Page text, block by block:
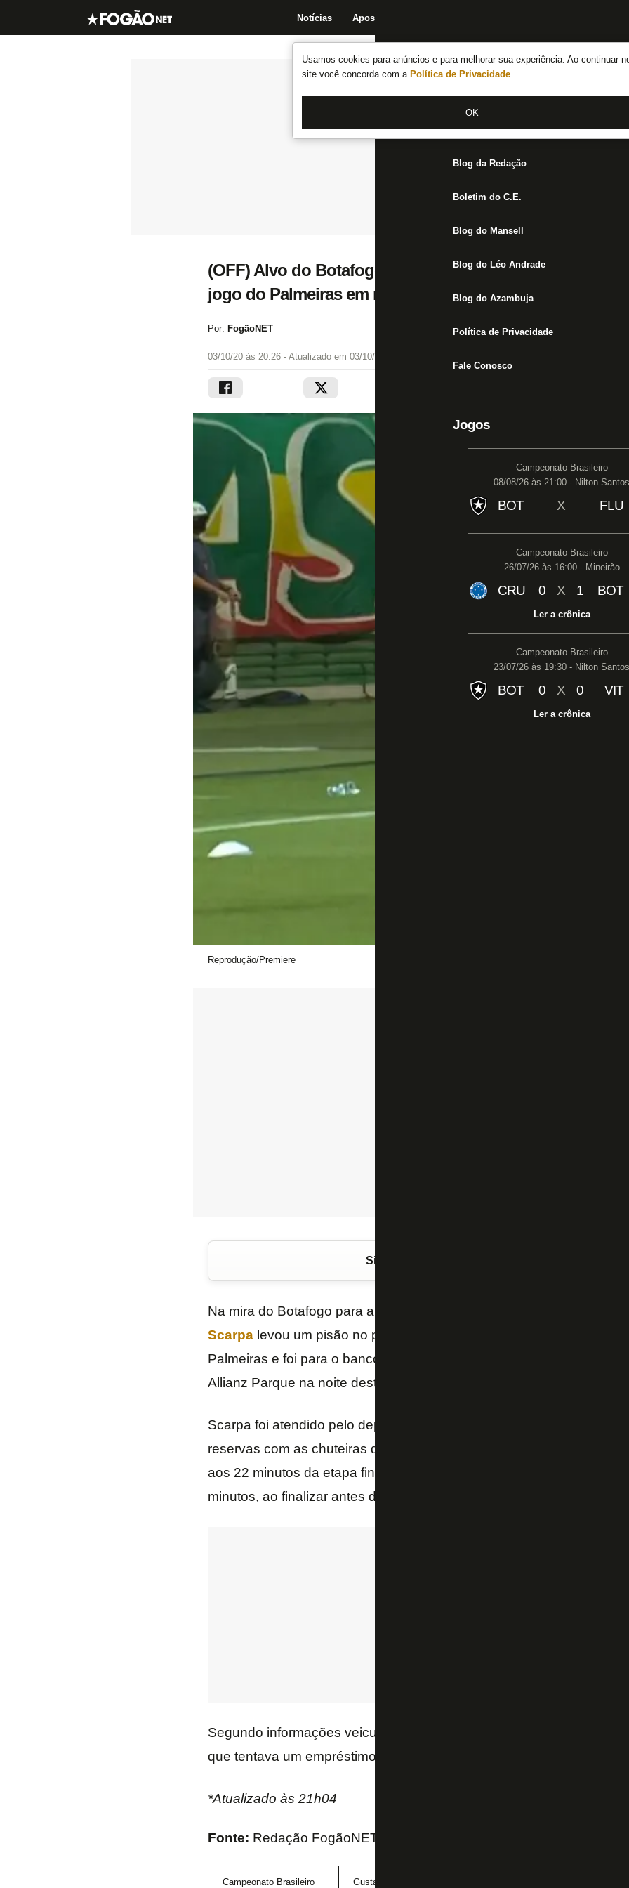
Usamos cookies para anúncios e para melhorar sua experiência. Ao continuar
site você concorda com a Política de Privacidade .
OK
Notícias Apostas
Notícias do Botafogo
Fórum
Jogos
Blog da Redação
Boletim do C.E.
Blog do Mansell
Blog do Léo Andrade
Blog do Azambuja
Política de Privacidade
Fale Conosco
Jogos
Campeonato Brasileiro
08/08/26 às 21:00 - Nilton Santos
BOT X FLU
Campeonato Brasileiro
26/07/26 às 16:00 - Mineirão
CRU 0 X 1 BOT
Ler a crônica
Campeonato Brasileiro
23/07/26 às 19:30 - Nilton Santos
BOT 0 X 0 VIT
Ler a crônica
(OFF) Alvo do Botafogo, Gustavo Scarpa se machuca
jogo do Palmeiras em roda de bobinho
Por: FogãoNET
03/10/20 às 20:26 - Atualizado em 03/10/20 às 21:16
Reprodução/Premiere
Siga o FogãoNET
Na mira do Botafogo para a sequência do Campeonato Brasileiro, o
Scarpalevou um pisão no pé direito durante a roda de bobinho dos
Palmeiras e foi para o banco mancando. O Alviverde venceu o
Allianz Parque na noite deste sábado, pelo Brasileiro.
Scarpa foi atendido pelo departamento médico do Palmeiras e foi
reservas com as chuteiras desamarradas. O jogador, porém, não foi
aos 22 minutos da etapa final. Ele, inclusive, participou do gol da
minutos, ao finalizar antes do chute de Willian.
Segundo informações veiculadas pela imprensa, Scarpa não topou ir
que tentava um empréstimo e dividir os salários do jogador com o
*Atualizado às 21h04
Fonte: Redação FogãoNET
Campeonato Brasileiro Gustavo Scarpa